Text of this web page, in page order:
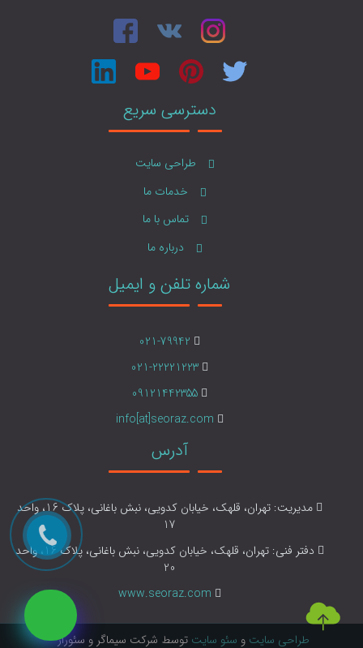
دسترسی سریع
طراحی سایت
خدمات ما
تماس با ما
درباره ما
شماره تلفن و ایمیل
021-79942
021-22221223
09121442355
info[at]seoraz.com
آدرس
مدیریت: تهران، قلهک، خیابان کدویی، نبش باغانی، پلاک 16، واحد
17
دفتر فنی: تهران، قلهک، خیابان کدویی، نبش باغانی، پلاک 16، واحد
20
www.seoraz.com
طراحی سایت و سئو سایت توسط شرکت سیماگر و سئوراز